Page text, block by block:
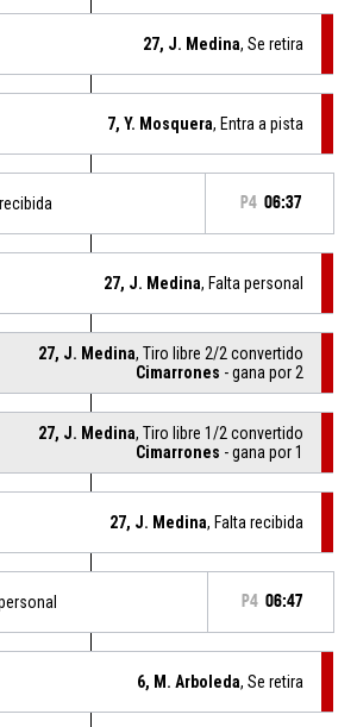
27, J. Medina, Se retira
7, Y. Mosquera, Entra a pista
P4 06:37
27, J. Medina, Falta personal
27, J. Medina, Tiro libre 2/2 convertido
Cimarrones - gana por 2
27, J. Medina, Tiro libre 1/2 convertido
Cimarrones - gana por 1
27, J. Medina, Falta recibida
P4 06:47
6, M. Arboleda, Se retira